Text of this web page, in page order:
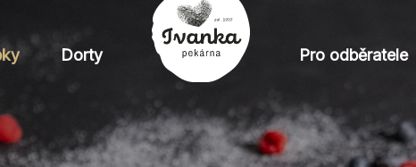
Dorty Pro odběratele